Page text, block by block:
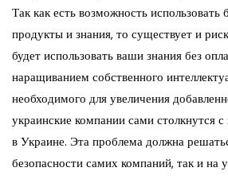
Так как есть возможность использовать
продукты и знания, то существует и
будет использовать ваши знания без
наращиванием собственного
необходимого для увеличения
украинские компании сами столкнутся
в Украине. Эта проблема должна
безопасности самих компаний, так и на